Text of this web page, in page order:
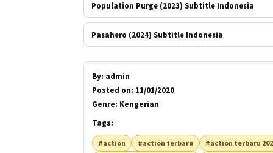
Population Purge (2023) Subtitle Indonesia
Pasahero (2024) Subtitle Indonesia
By: admin
Posted on: 11/01/2020
Genre: Kengerian
Tags:
#action #action terbaru #action terbaru